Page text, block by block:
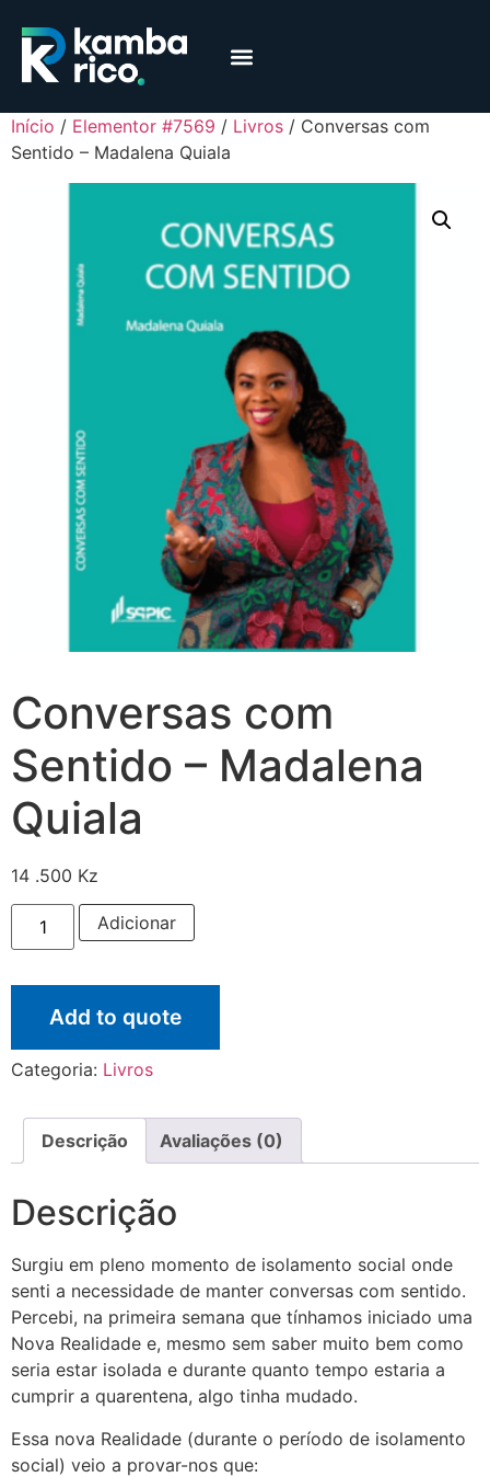
Início / Elementor #7569 / Livros / Conversas com
Sentido – Madalena Quiala
Conversas com
Sentido – Madalena
Quiala
14 .500 Kz
Adicionar
Add to quote
Categoria: Livros
Descrição Avaliações (0)
Descrição
Surgiu em pleno momento de isolamento social onde
senti a necessidade de manter conversas com sentido.
Percebi, na primeira semana que tínhamos iniciado uma
Nova Realidade e, mesmo sem saber muito bem como
seria estar isolada e durante quanto tempo estaria a
cumprir a quarentena, algo tinha mudado.
Essa nova Realidade (durante o período de isolamento
social) veio a provar-nos que: